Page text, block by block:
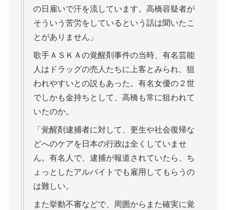
の日雇いで汗を流しています。高橋容疑者が
そういう苦労をしているという話は聞いたこ
とがありません」
歌手ＡＳＫＡの覚醒剤事件の当時、有名芸能
人はドラッグの売人たちに上客とみられ、狙
われやすいとの説もあった。有名女優の２世
でしかも金持ちとして、高橋も常に狙われて
いたのか。
「覚醒剤逮捕者に対して、更生や社会復帰な
どへのケアを日本の行政は全くしていませ
ん。有名人で、逮捕が報道されていたら、ち
ょっとしたアルバイトでも雇用してもらうの
は難しい。
また挙動不審などで、周囲からまた確実に覚